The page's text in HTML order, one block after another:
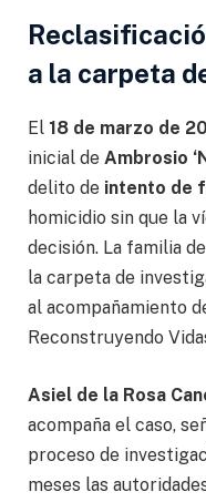
a la carpeta
El 18 de marzo de
inicial de Ambrosio
delito de intento de
homicidio sin que la
decisión. La familia
la carpeta de
al acompañamiento
Reconstruyendo
Asiel de la Rosa
acompaña el caso,
proceso de
meses las